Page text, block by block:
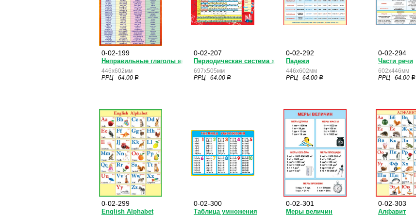
0-02-199
Неправильные глаголы английского языка
446x602мм
РРЦ 64.00 a
0-02-207
Периодическая система химических элементов Д. И. Менделеева
697x505мм
РРЦ 64.00 a
0-02-292
Падежи
446x602мм
РРЦ 64.00 a
0-02-294
Части речи
602x446мм
РРЦ 64.00 a
0-02-299
English Alphabet
0-02-300
Таблица умножения
0-02-301
Меры величин
0-02-303
Алфавит